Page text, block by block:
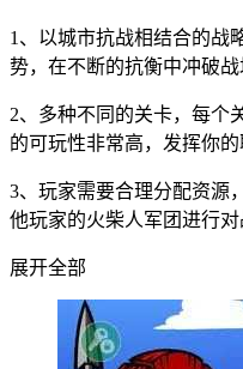
1、以城市抗战相结合的战
势，在不断的抗衡中冲破
2、多种不同的关卡，每个
的可玩性非常高，发挥你
3、玩家需要合理分配资源
他玩家的火柴人军团进行
展开全部